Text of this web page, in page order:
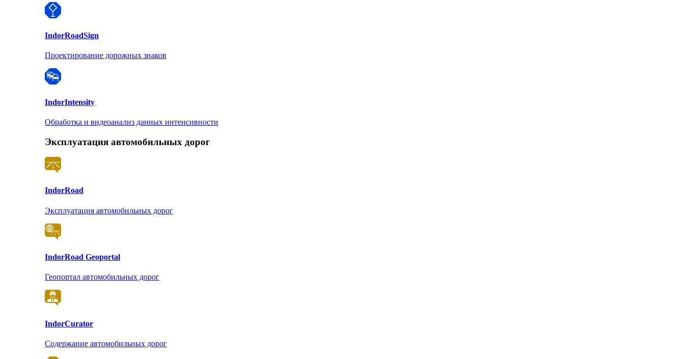
IndorRoadSign
Проектирование дорожных знаков
IndorIntensity
Обработка и видеоанализ данных интенсивности
Эксплуатация автомобильных дорог
IndorRoad
Эксплуатация автомобильных дорог
IndorRoad Geoportal
Геопортал автомобильных дорог
IndorCurator
Содержание автомобильных дорог